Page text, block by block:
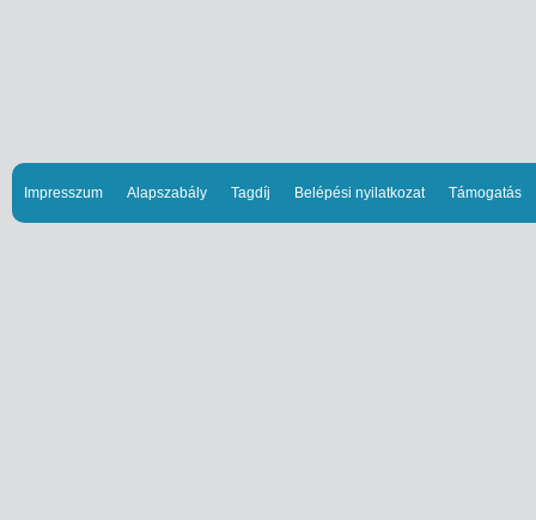
Impresszum Alapszabály Tagdíj Belépési nyilatkozat Támogatás